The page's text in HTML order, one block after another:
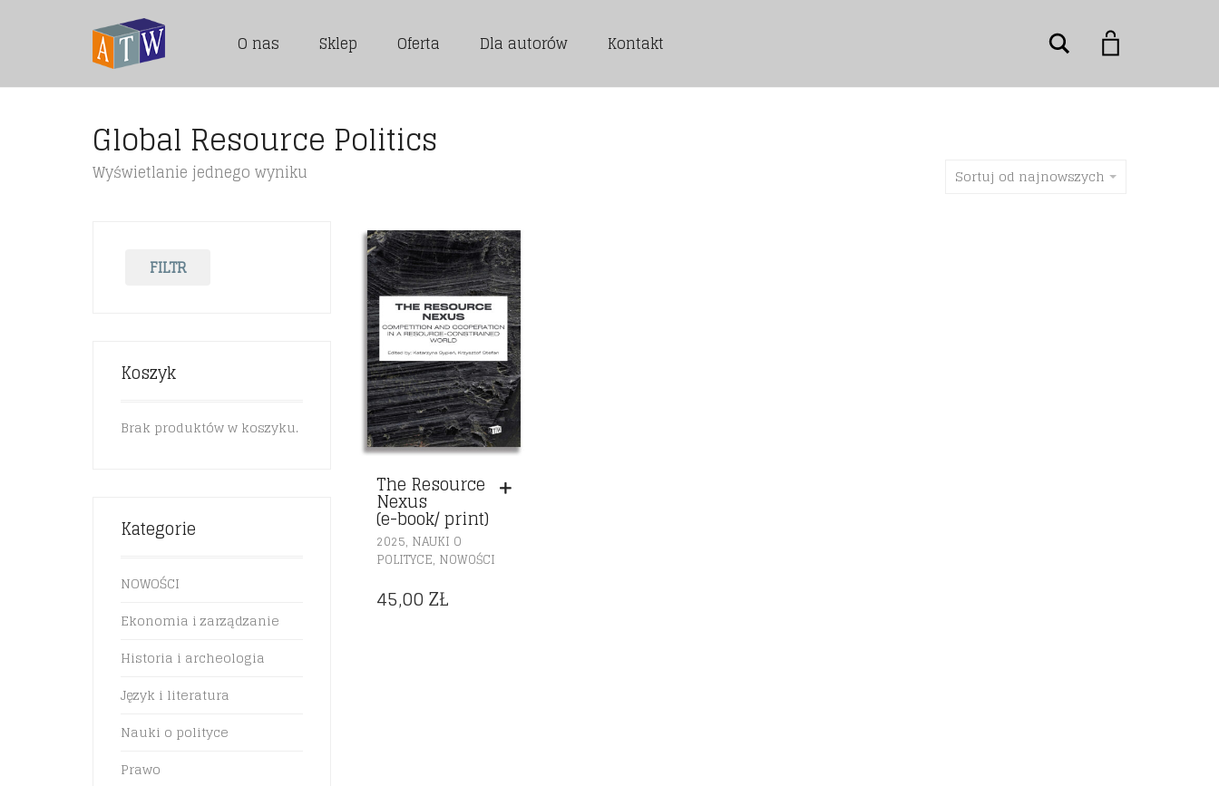
O nas Sklep Oferta Dla autorów Kontakt Szukaj
Global Resource Politics
Wyświetlanie jednego wyniku Sortuj od najnowszych
The Resource
Nexus
(e-book/ print)
2025, NAUKI O
POLITYCE, NOWOŚCI
45,00ZŁ
FILTR
Koszyk
Brak produktów w koszyku.
Kategorie
NOWOŚCI
Ekonomia i zarządzanie
Historia i archeologia
Język i literatura
Nauki o polityce
Prawo